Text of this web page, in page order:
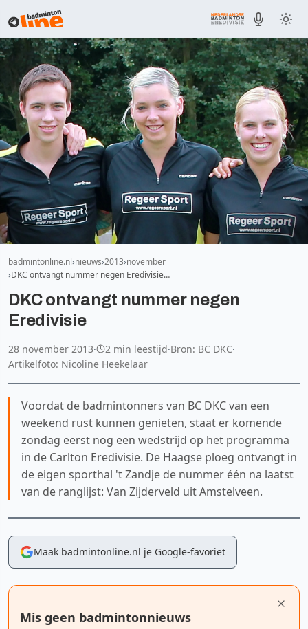
badmintonline.nl nieuws 2013 november
DKC ontvangt nummer negen Eredivisie…
DKC ontvangt nummer negen
Eredivisie
28 november 2013· 2 min leestijd·Bron: BC DKC·
Artikelfoto: Nicoline Heekelaar
Voordat de badmintonners van BC DKC van een
weekend rust kunnen genieten, staat er komende
zondag eerst nog een wedstrijd op het programma
in de Carlton Eredivisie. De Haagse ploeg ontvangt in
de eigen sporthal 't Zandje de nummer één na laatst
van de ranglijst: Van Zijderveld uit Amstelveen.
Maak badmintonline.nl je Google-favoriet
Mis geen badmintonnieuws